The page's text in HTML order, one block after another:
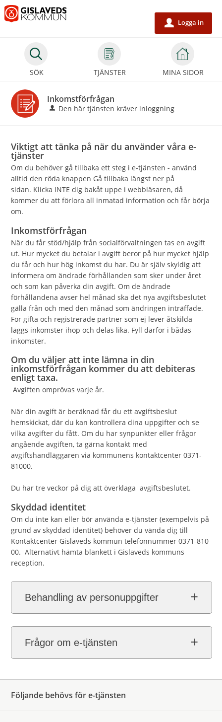
Välkommen
till
tjänster
Gislaveds
kommun
SÖK TJÄNSTER MINA SIDOR
u Logga in
Inkomstförfrågan
Den här tjänsten kräver inloggning
Viktigt att tänka på när du använder våra e-
tjänster
Om du behöver gå tillbaka ett steg i e-tjänsten - använd
alltid den röda knappen Gå tillbaka längst ner på
sidan. Klicka INTE dig bakåt uppe i webbläsaren, då
kommer du att förlora all inmatad information och får börja
om.
Inkomstförfrågan
När du får stöd/hjälp från socialförvaltningen tas en avgift
ut. Hur mycket du betalar i avgift beror på hur mycket hjälp
du får och hur hög inkomst du har. Du är själv skyldig att
informera om ändrade förhållanden som sker under året
och som kan påverka din avgift. Om de ändrade
förhållandena avser hel månad ska det nya avgiftsbeslutet
gälla från och med den månad som ändringen inträffade.
För gifta och registrerade partner som ej lever åtskilda
läggs inkomster ihop och delas lika. Fyll därför i bådas
inkomster.
Om du väljer att inte lämna in din
inkomstförfrågan kommer du att debiteras
enligt taxa.
Avgiften omprövas varje år.
När din avgift är beräknad får du ett avgiftsbeslut
hemskickat, där du kan kontrollera dina uppgifter och se
vilka avgifter du fått. Om du har synpunkter eller frågor
angående avgiften, ta gärna kontakt med
avgiftshandläggaren via kommunens kontaktcenter 0371-
81000.
Du har tre veckor på dig att överklaga avgiftsbeslutet.
Skyddad identitet
Om du inte kan eller bör använda e-tjänster (exempelvis på
grund av skyddad identitet) behöver du vända dig till
Kontaktcenter Gislaveds kommun telefonnummer 0371-810
00. Alternativt hämta blankett i Gislaveds kommuns
reception.
Behandling av personuppgifter
Frågor om e-tjänsten
Följande behövs för e-tjänsten